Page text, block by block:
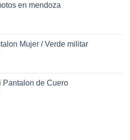
actual
en mendoza
Mujer / Verde militar
Pantalon de Cuero